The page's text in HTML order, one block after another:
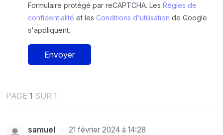
Formulaire protégé par reCAPTCHA. Les Règles de
confidentialité et les Conditions d'utilisation de Google
s'appliquent.
Envoyer
PAGE 1 SUR 1
samuel 21 février 2024 à 14:28